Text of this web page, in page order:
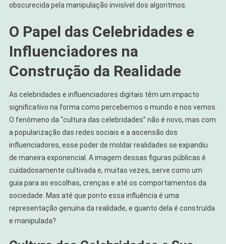
obscurecida pela manipulação invisível dos algoritmos.
O Papel das Celebridades e
Influenciadores na
Construção da Realidade
As celebridades e influenciadores digitais têm um impacto
significativo na forma como percebemos o mundo e nos vemos.
O fenômeno da “cultura das celebridades” não é novo, mas com
a popularização das redes sociais e a ascensão dos
influenciadores, esse poder de moldar realidades se expandiu
de maneira exponencial. A imagem dessas figuras públicas é
cuidadosamente cultivada e, muitas vezes, serve como um
guia para as escolhas, crenças e até os comportamentos da
sociedade. Mas até que ponto essa influência é uma
representação genuína da realidade, e quanto dela é construída
e manipulada?